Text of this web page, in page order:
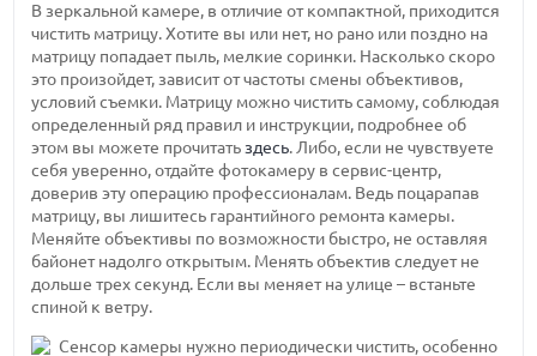
В зеркальной камере, в отличие от компактной, приходится
чистить матрицу. Хотите вы или нет, но рано или поздно на
матрицу попадает пыль, мелкие соринки. Насколько скоро
это произойдет, зависит от частоты смены объективов,
условий съемки. Матрицу можно чистить самому, соблюдая
определенный ряд правил и инструкции, подробнее об
этом вы можете прочитать здесь. Либо, если не чувствуете
себя уверенно, отдайте фотокамеру в сервис-центр,
доверив эту операцию профессионалам. Ведь поцарапав
матрицу, вы лишитесь гарантийного ремонта камеры.
Меняйте объективы по возможности быстро, не оставляя
байонет надолго открытым. Менять объектив следует не
дольше трех секунд. Если вы меняет на улице – встаньте
спиной к ветру.